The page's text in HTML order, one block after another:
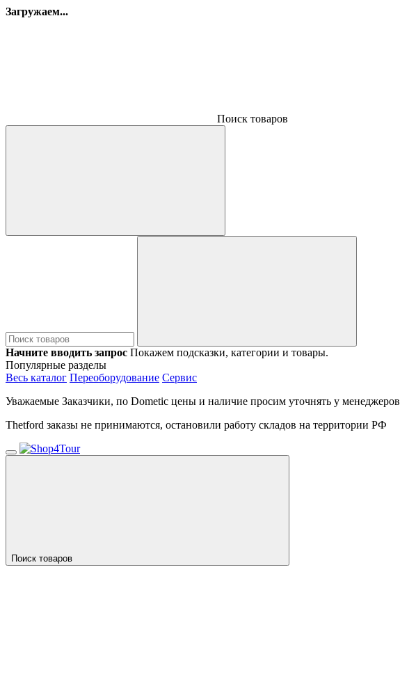
Загружаем...
Поиск товаров
Начните вводить запрос Покажем подсказки, категории и товары.
Популярные разделы
Весь каталог Переоборудование Сервис
Уважаемые Заказчики, по Dometic цены и наличие просим уточнять у менеджеров
Thetford заказы не принимаются, остановили работу складов на территории РФ
Поиск товаров